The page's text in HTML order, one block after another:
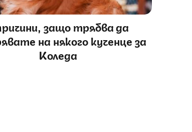
защо трябва да
на някого кученце за
Коледа